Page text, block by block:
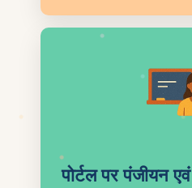
पोर्टल पर पंजीयन